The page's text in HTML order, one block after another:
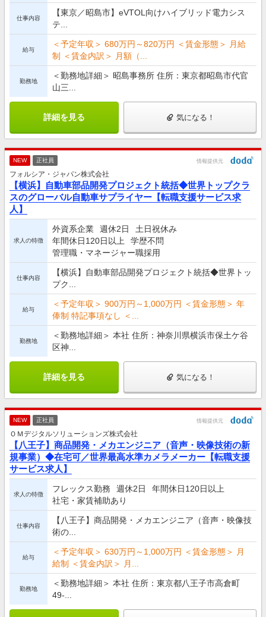
仕事内容
【東京／昭島市】eVTOL向けハイブリッド電力シス
テ...
給与
＜予定年収＞ 680万円～820万円 ＜賃金形態＞ 月給
制 ＜賃金内訳＞ 月額（...
勤務地
＜勤務地詳細＞ 昭島事務所 住所：東京都昭島市代官
山三...
詳細を見る 気になる！
NEW 正社員 情報提供元
フォルシア・ジャパン株式会社
【横浜】自動車部品開発プロジェクト統括◆世界トップクラ
スのグローバル自動車サプライヤー【転職支援サービス求
人】
求人の特徴
外資系企業 週休2日
土日祝休み
年間休日120日以上
学歴不問
管理職・マネージャー職採用
仕事内容
【横浜】自動車部品開発プロジェクト統括◆世界トッ
プク...
給与
＜予定年収＞ 900万円～1,000万円 ＜賃金形態＞ 年
俸制 特記事項なし ＜...
勤務地
＜勤務地詳細＞ 本社 住所：神奈川県横浜市保土ケ谷
区神...
詳細を見る 気になる！
NEW 正社員 情報提供元
ＯＭデジタルソリューションズ株式会社
【八王子】商品開発・メカエンジニア（音声・映像技術の新
規事業）◆在宅可／世界最高水準カメラメーカー【転職支援
サービス求人】
求人の特徴
フレックス勤務 週休2日
年間休日120日以上
社宅・家賃補助あり
仕事内容
【八王子】商品開発・メカエンジニア（音声・映像技
術の...
給与
＜予定年収＞ 630万円～1,000万円 ＜賃金形態＞ 月
給制 ＜賃金内訳＞ 月...
勤務地
＜勤務地詳細＞ 本社 住所：東京都八王子市高倉町
49-...